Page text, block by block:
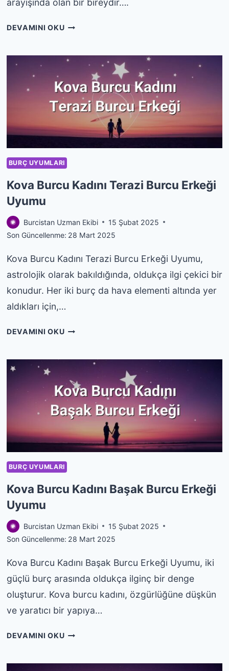
DEVAMINI OKUKOVA
AKREP
ERKEĞI
UYUMU
BURÇ UYUMLARI
Kova Burcu Kadını Terazi Burcu Erkeği
Uyumu
Burcistan Uzman Ekibi
15 Şubat 2025
Son Güncellenme: 28 Mart 2025
Kova Burcu Kadını Terazi Burcu Erkeği Uyumu,
astrolojik olarak bakıldığında, oldukça ilgi çekici bir
konudur. Her iki burç da hava elementi altında yer
aldıkları için,…
DEVAMINI OKUKOVA
BURCU
ERKEĞI
UYUMU
BURÇ UYUMLARI
Kova Burcu Kadını Başak Burcu Erkeği
Uyumu
Burcistan Uzman Ekibi
15 Şubat 2025
Son Güncellenme: 28 Mart 2025
Kova Burcu Kadını Başak Burcu Erkeği Uyumu, iki
güçlü burç arasında oldukça ilginç bir denge
oluşturur. Kova burcu kadını, özgürlüğüne düşkün
ve yaratıcı bir yapıya…
DEVAMINI OKUKOVA